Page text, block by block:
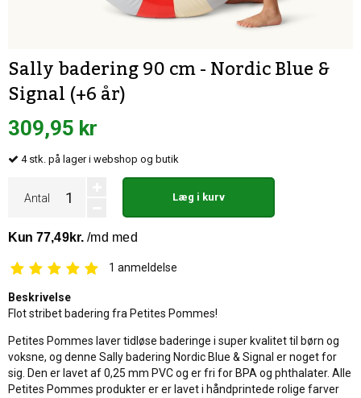
Sally badering 90 cm - Nordic Blue &
Signal (+6 år)
309,95 kr
4 stk. på lager i webshop og butik
Antal Læg i kurv
1 anmeldelse
Beskrivelse
Flot stribet badering fra Petites Pommes!
Petites Pommes laver tidløse baderinge i super kvalitet til børn og
voksne, og denne Sally badering Nordic Blue & Signal er noget for
sig. Den er lavet af 0,25 mm PVC og er fri for BPA og phthalater. Alle
Petites Pommes produkter er er lavet i håndprintede rolige farver